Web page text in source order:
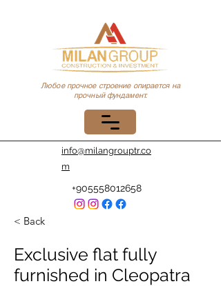
Любое прочное строение опирается на
прочный фундамент.
+905558012658
info@milangrouptr.co
m
< Back
Exclusive flat fully
furnished in Cleopatra